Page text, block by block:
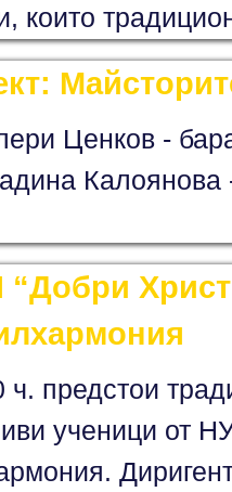
които
Ценков -
Калоянова
предстои
ученици от